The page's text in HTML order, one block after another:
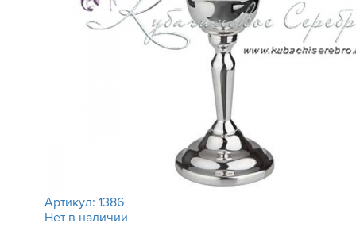
Артикул: 1386
Нет в наличии